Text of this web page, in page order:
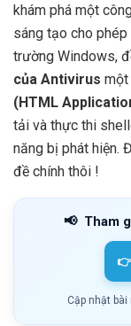
khám phá một
sáng tạo cho
trường Windows,
của Antivirus một
(HTML
tải và thực thi
năng bị phát hiện.
đề chính thôi !
📢 Tham
Cập nhật